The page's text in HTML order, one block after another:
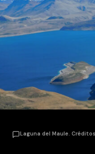
Laguna del Maule.